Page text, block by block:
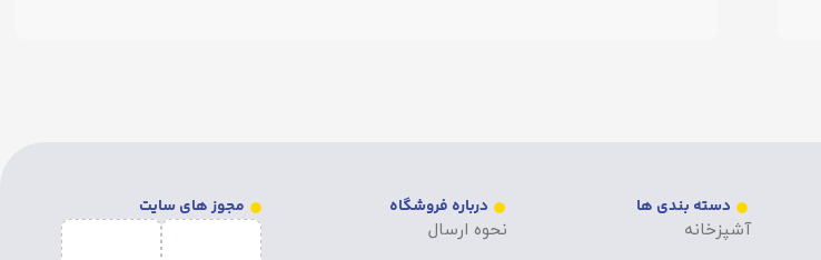
دسته بندی ها
آشپزخانه
درباره فروشگاه
نحوه ارسال
مجوز های سایت